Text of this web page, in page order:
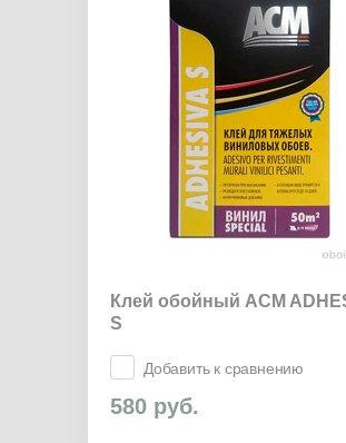
Клей обойный ACM
S
Добавить к сравнению
580 руб.